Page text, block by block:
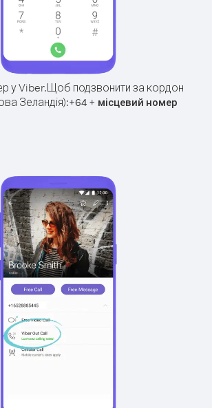
у Viber.Щоб подзвонити за кордон
Зеландія):+64+ місцевий номер